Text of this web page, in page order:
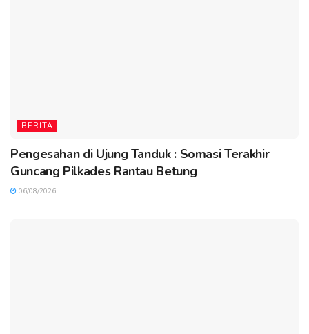
BERITA
Pengesahan di Ujung Tanduk : Somasi Terakhir
Guncang Pilkades Rantau Betung
06/08/2026